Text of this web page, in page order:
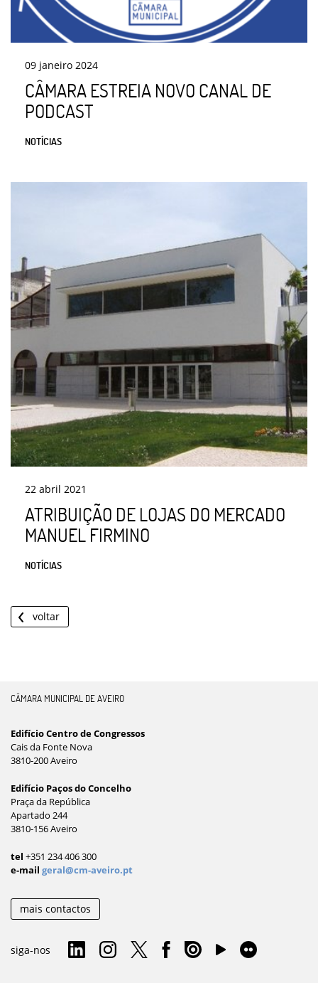
09 janeiro 2024
CÂMARA ESTREIA NOVO CANAL DE
PODCAST
NOTÍCIAS
22 abril 2021
ATRIBUIÇÃO DE LOJAS DO MERCADO
MANUEL FIRMINO
NOTÍCIAS
voltar
CÂMARA MUNICIPAL DE AVEIRO
Edifício Centro de Congressos
Cais da Fonte Nova
3810-200 Aveiro
Edifício Paços do Concelho
Praça da República
Apartado 244
3810-156 Aveiro
tel +351 234 406 300
e-mail geral@cm-aveiro.pt
mais contactos
siga-nos